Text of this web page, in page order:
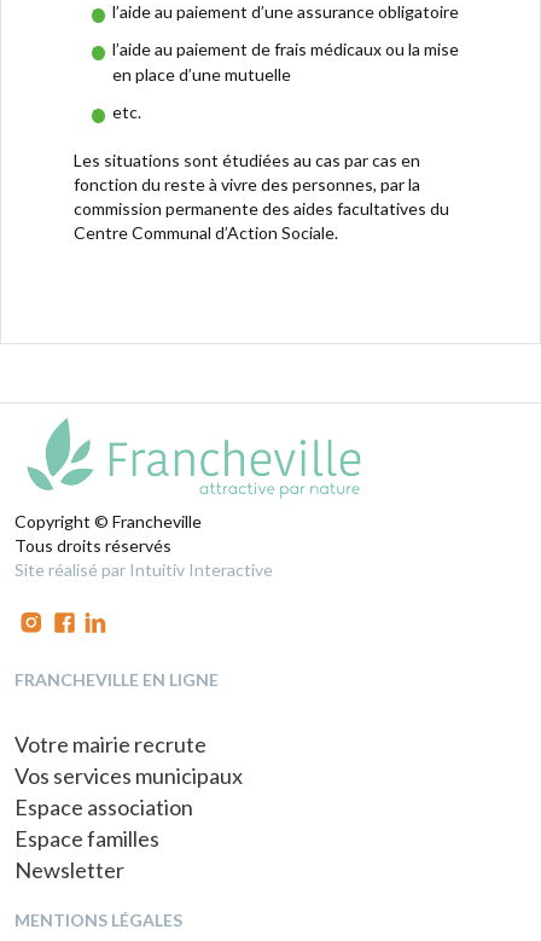
l’aide au paiement d’une assurance obligatoire
l’aide au paiement de frais médicaux ou la mise
en place d’une mutuelle
etc.
Les situations sont étudiées au cas par cas en
fonction du reste à vivre des personnes, par la
commission permanente des aides facultatives du
Centre Communal d’Action Sociale.
Copyright © Francheville
Tous droits réservés
Site réalisé par Intuitiv Interactive
FRANCHEVILLE EN LIGNE
Votre mairie recrute
Vos services municipaux
Espace association
Espace familles
Newsletter
MENTIONS LÉGALES